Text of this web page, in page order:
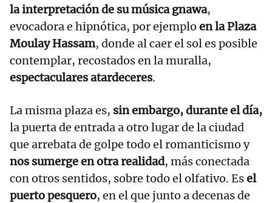
la interpretación de su música gnawa,
evocadora e hipnótica, por ejemplo en la Plaza
Moulay Hassam, donde al caer el sol es posible
contemplar, recostados en la muralla,
espectaculares atardeceres.
La misma plaza es, sin embargo, durante el día,
la puerta de entrada a otro lugar de la ciudad
que arrebata de golpe todo el romanticismo y
nos sumerge en otra realidad, más conectada
con otros sentidos, sobre todo el olfativo. Esel
puerto pesquero, en el que junto a decenas de